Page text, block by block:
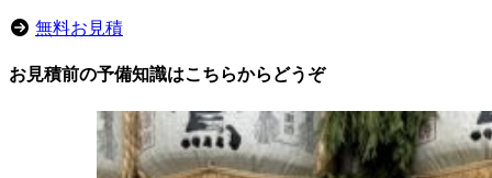
無料お見積
お見積前の予備知識はこちらからどうぞ